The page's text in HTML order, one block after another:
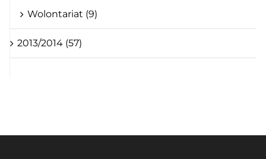
Wolontariat (9)
2013/2014 (57)